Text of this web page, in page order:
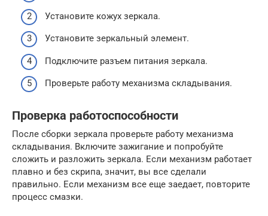
Установите кожух зеркала.
Установите зеркальный элемент.
Подключите разъем питания зеркала.
Проверьте работу механизма складывания.
Проверка работоспособности
После сборки зеркала проверьте работу механизма
складывания. Включите зажигание и попробуйте
сложить и разложить зеркала. Если механизм работает
плавно и без скрипа, значит, вы все сделали
правильно. Если механизм все еще заедает, повторите
процесс смазки.